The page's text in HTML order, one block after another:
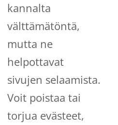
kannalta
välttämätöntä,
mutta ne
helpottavat
sivujen selaamista.
Voit poistaa tai
torjua evästeet,